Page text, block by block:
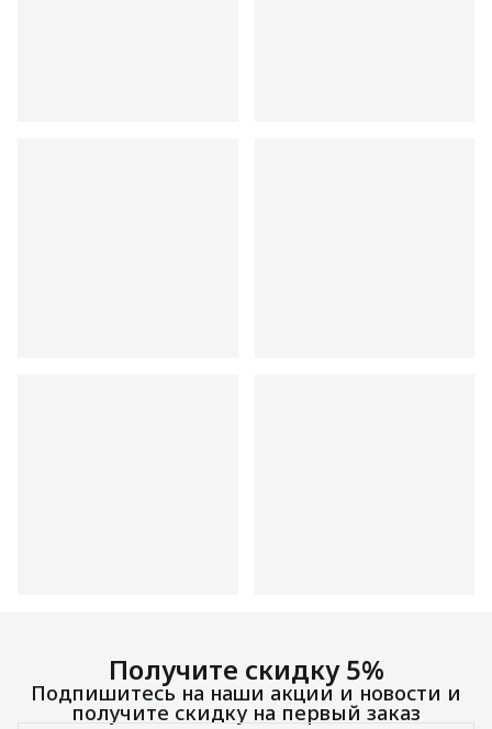
Получите скидку 5%
Подпишитесь на наши акции и новости и
получите скидку на первый заказ